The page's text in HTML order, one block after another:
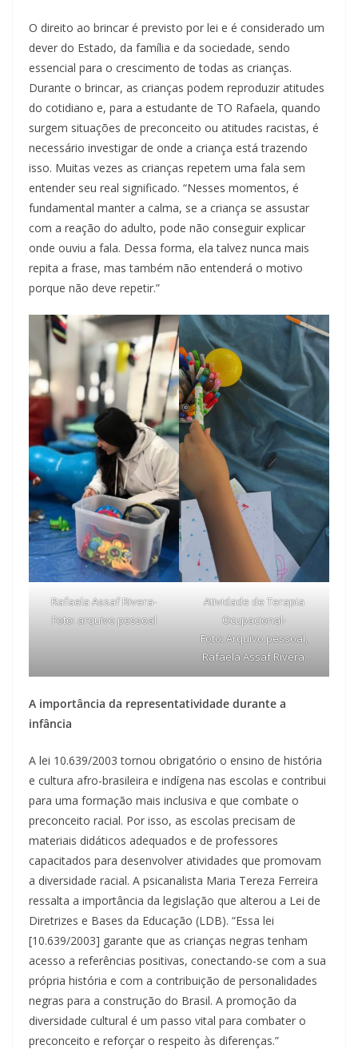
O direito ao brincar é previsto por lei e é considerado um
dever do Estado, da família e da sociedade, sendo
essencial para o crescimento de todas as crianças.
Durante o brincar, as crianças podem reproduzir atitudes
do cotidiano e, para a estudante de TO Rafaela, quando
surgem situações de preconceito ou atitudes racistas, é
necessário investigar de onde a criança está trazendo
isso. Muitas vezes as crianças repetem uma fala sem
entender seu real significado. “Nesses momentos, é
fundamental manter a calma, se a criança se assustar
com a reação do adulto, pode não conseguir explicar
onde ouviu a fala. Dessa forma, ela talvez nunca mais
repita a frase, mas também não entenderá o motivo
porque não deve repetir.”
Rafaela Assaf Rivera-
Foto: arquivo pessoal
Atividade de Terapia
Ocupacional-
Foto: Arquivo pessoal,
Rafaela Assaf Rivera.
A importância da representatividade durante a
infância
A lei 10.639/2003 tornou obrigatório o ensino de história
e cultura afro-brasileira e indígena nas escolas e contribui
para uma formação mais inclusiva e que combate o
preconceito racial. Por isso, as escolas precisam de
materiais didáticos adequados e de professores
capacitados para desenvolver atividades que promovam
a diversidade racial. A psicanalista Maria Tereza Ferreira
ressalta a importância da legislação que alterou a Lei de
Diretrizes e Bases da Educação (LDB). “Essa lei
[10.639/2003] garante que as crianças negras tenham
acesso a referências positivas, conectando-se com a sua
própria história e com a contribuição de personalidades
negras para a construção do Brasil. A promoção da
diversidade cultural é um passo vital para combater o
preconceito e reforçar o respeito às diferenças.”